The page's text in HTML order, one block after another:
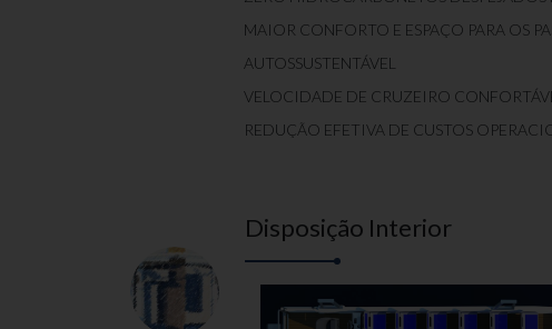
MAIOR CONFORTO E ESPAÇO PARA OS
AUTOSSUSTENTÁVEL
VELOCIDADE DE CRUZEIRO
REDUÇÃO EFETIVA DE CUSTOS
Disposição Interior